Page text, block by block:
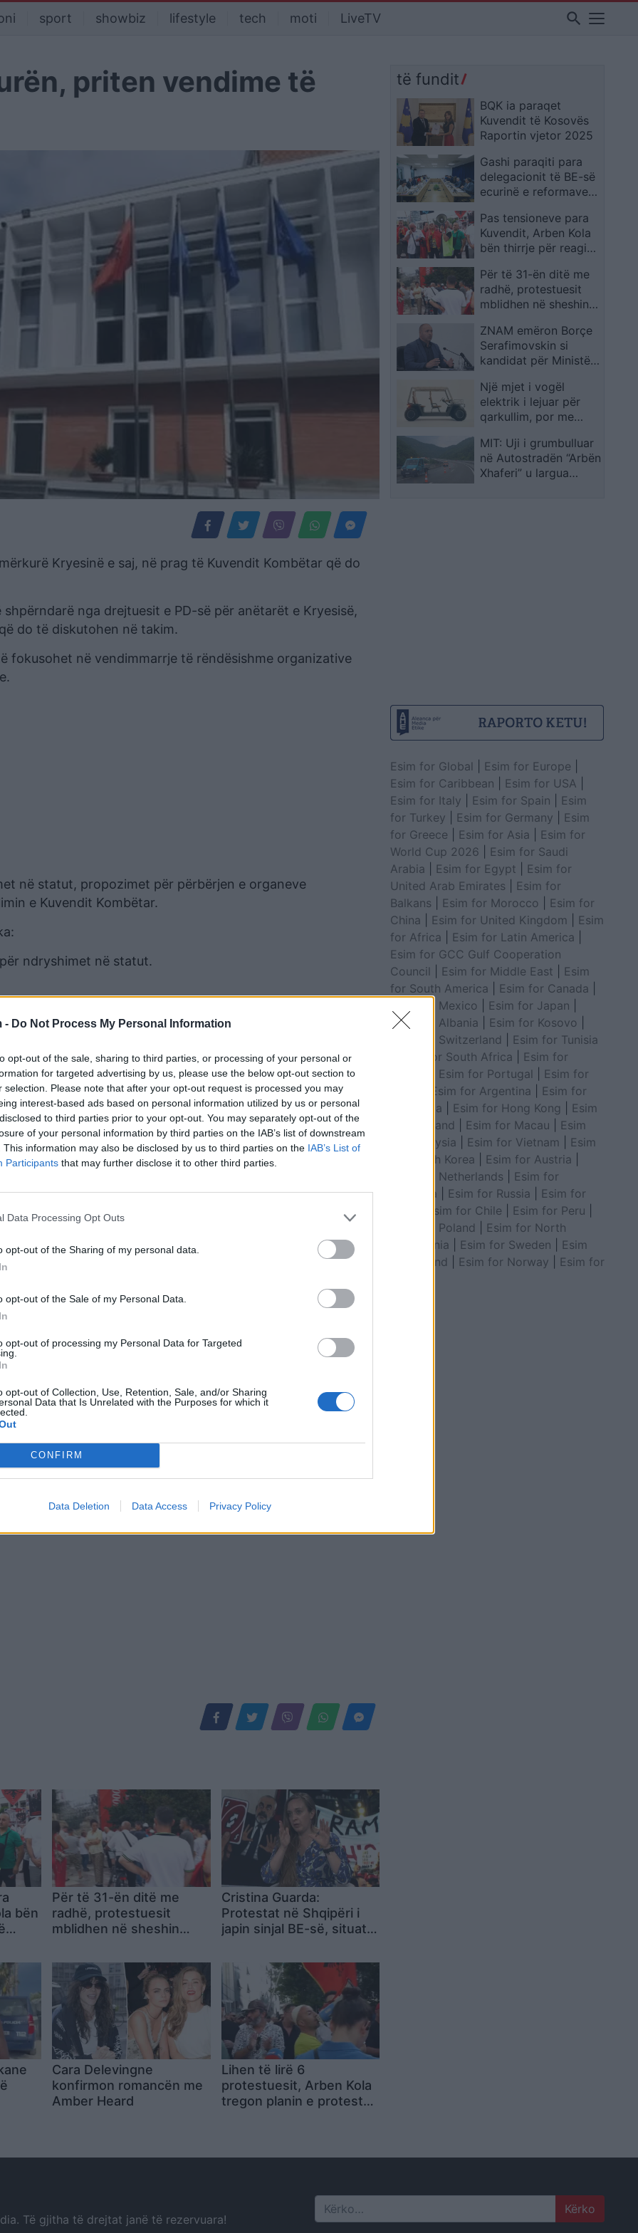
- Do Not Process My Personal Information
opt-out of the sale, sharing to third parties, or processing of your personal or
for targeted advertising by us, please use the below opt-out section to
selection. Please note that after your opt-out request is processed you may
interest-based ads based on personal information utilized by us or personal
to third parties prior to your opt-out. You may separately opt-out of the
of your personal information by third parties on the IAB’s list of downstream
This information may also be disclosed by us to third parties on the IAB’s List of
Participants that may further disclose it to other third parties.
Data Processing Opt Outs
opt-out of the Sharing of my personal data.
opt-out of the Sale of my Personal Data.
opt-out of processing my Personal Data for Targeted
opt-out of Collection, Use, Retention, Sale, and/or Sharing
Data that Is Unrelated with the Purposes for which it
CONFIRM
Data Deletion Data Access Privacy Policy
sport showbiz lifestyle tech moti LiveTV search
priten vendime të
Kryesinë e saj, në prag të Kuvendit Kombëtar që do
nga drejtuesit e PD-së për anëtarët e Kryesisë,
do të diskutohen në takim.
fokusohet në vendimmarrje të rëndësishme organizative
në statut, propozimet për përbërjen e organeve
e Kuvendit Kombëtar.
ndryshimet në statut.
për listën e kandidatëve që do t’i propozohen Kuvendit
së.
Kombëtar të 30 majit 2026.
të rëndësishme”,
mbledhjen e Kuvendit
të PD-së më 2 shtator, çfarë pritet të
bën
Për të 31-ën ditë me
radhë, protestuesit
mblidhen në sheshin
kërkojnë largimin e
Ramës
Cristina Guarda:
Protestat në Shqipëri i
japin sinjal BE-së, situata
vetëm nga raportet
Cara Delevingne
konfirmon romancën me
Amber Heard
Lihen të lirë 6
protestuesit, Arben Kola
tregon planin e protestës
të fundit
BQK ia paraqet
Kuvendit të Kosovës
Raportin vjetor 2025
Gashi paraqiti para
delegacionit të BE-së
ecurinë e reformave
prokurorial në kuadër
të Planit të Rritjes
Pas tensioneve para
Kuvendit, Arben Kola
bën thirrje për reagim
paralajmëron
kundërpërgjigje ndaj
dhunës
Për të 31-ën ditë me
radhë, protestuesit
mblidhen në sheshin
kërkojnë largimin e
Ramës
ZNAM emëron Borçe
Serafimovskin si
kandidat për Ministër
Dimitrievski
Një mjet i vogël
elektrik i lejuar për
qarkullim, por me
një Corolla
MIT: Uji i grumbulluar
në Autostradën “Arbën
Xhaferi” u largua
Esim for Global Esim for Europe
Esim for Caribbean
Esim for USA
Esim for Italy
Esim for Spain
Esim
for Turkey
Esim for Germany
Esim
for Greece
Esim for Asia
Esim for
World Cup 2026
Esim for Saudi
Arabia
Esim for Egypt
Esim for
United Arab Emirates
Esim for
Balkans
Esim for Morocco
Esim for
China
Esim for United Kingdom
Esim
for Africa
Esim for Latin America
Esim for GCC Gulf Cooperation
Council
Esim for Middle East
Esim
for South America
Esim for Canada
Esim for Mexico
Esim for Japan
Esim for Albania
Esim for Kosovo
Esim for Switzerland
Esim for Tunisia
Esim for South Africa
Esim for
Esim for Portugal
Esim for
Esim for Argentina
Esim for
Colombia
Esim for Hong Kong
Esim
for Thailand
Esim for Macau
Esim
for Malaysia
Esim for Vietnam
Esim
for South Korea
Esim for Austria
Esim for Netherlands
Esim for
Australia
Esim for Russia
Esim for
Esim for Chile Esim for Peru
Esim for Poland
Esim for North
Macedonia
Esim for Sweden
Esim
for Finland
Esim for Norway
Esim for
Të gjitha të drejtat janë të rezervuara! Search